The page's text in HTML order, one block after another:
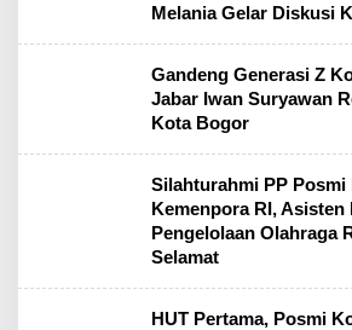
Melania Gelar Diskusi
Gandeng Generasi Z
Jabar Iwan Suryawan
Kota Bogor
Silahturahmi PP Posmi
Kemenpora RI, Asisten
Pengelolaan Olahraga
Selamat
HUT Pertama, Posmi